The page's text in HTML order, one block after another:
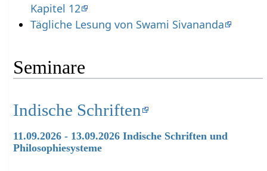
Kapitel 12
Tägliche Lesung von Swami Sivananda
Seminare
Indische Schriften
11.09.2026 - 13.09.2026 Indische Schriften und
Philosophiesysteme